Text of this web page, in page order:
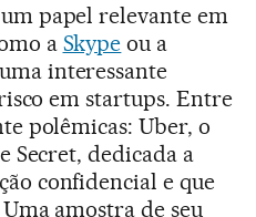
papel relevante em
a Skype ou a
interessante
em startups. Entre
polêmicas: Uber, o
Secret, dedicada a
confidencial e que
amostra de seu